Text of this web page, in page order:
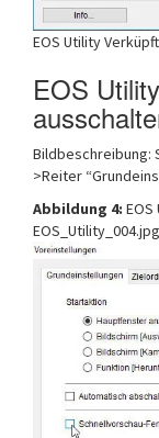
EOS Utility
EOS
Bildbeschreibung:
>Reiter
Abbildung 4: